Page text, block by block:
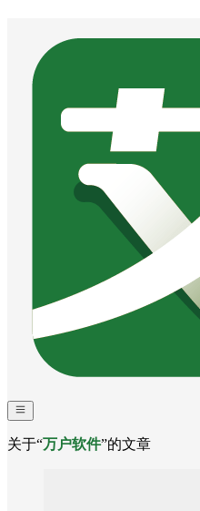
关于“万户软件”的文章